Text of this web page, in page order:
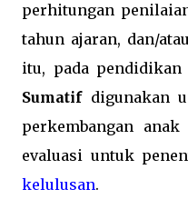
perhitungan
tahun ajaran, dan/
itu, pada
Sumatifdigunakan
perkembangan
evaluasi untuk
kelulusan.